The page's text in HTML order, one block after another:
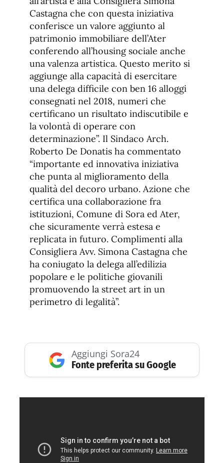
Castagna che con questa iniziativa
conferisce un valore aggiunto al
patrimonio immobiliare dell’Ater
conferendo all’housing sociale anche
una valenza artistica. Questo merito si
aggiunge alla capacità di esercitare
una delega difficile con ben 16 alloggi
consegnati nel 2018, numeri che
certificano un risultato indiscutibile e
la volontà di operare con
determinazione”. Il Sindaco Arch.
Roberto De Donatis ha commentato
“importante ed innovativa iniziativa
che punta al miglioramento della
qualità del decoro urbano. Azione che
certifica una collaborazione fra
istituzioni, Comune di Sora ed Ater,
che sicuramente verrà estesa e
replicata in futuro. Complimenti alla
Consigliera Avv. Simona Castagna che
ha coniugato la delega all’edilizia
popolare e le politiche giovanili
promuovendo la street art in un
perimetro di legalità”.
Aggiungi Sora24
Fonte preferita su Google